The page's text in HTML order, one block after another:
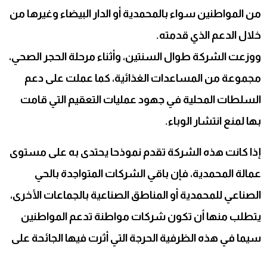
من المواطنين سواء بالمحمدية أو الدار البيضاء وغيرها من
خلال الدعم الذي قدمته.
ووزعت الشركة طوال السنتين، وأثناء مرحلة الحجر الصحي،
مجموعة من المساعدات الغذائية، كما عملت على دعم
السلطات المحلية في جهود عمليات التعقيم التي قامت
بها لمنع انتشار الوباء.
إذا كانت هذه الشركة تقدم نموذحا يحتدى به على مستوى
عمالة المحمدية، فإن باقي الشركات المتواجدة بالحي
الصناعي للمحمدية أو المناطق الصناعية بالجماعات الأخرى،
يتطلب منها أن تكون شركات مواطنة تدعم المواطنين
سيما في هذه الظرفية الحرجة التي أثرت فيها الجائحة على